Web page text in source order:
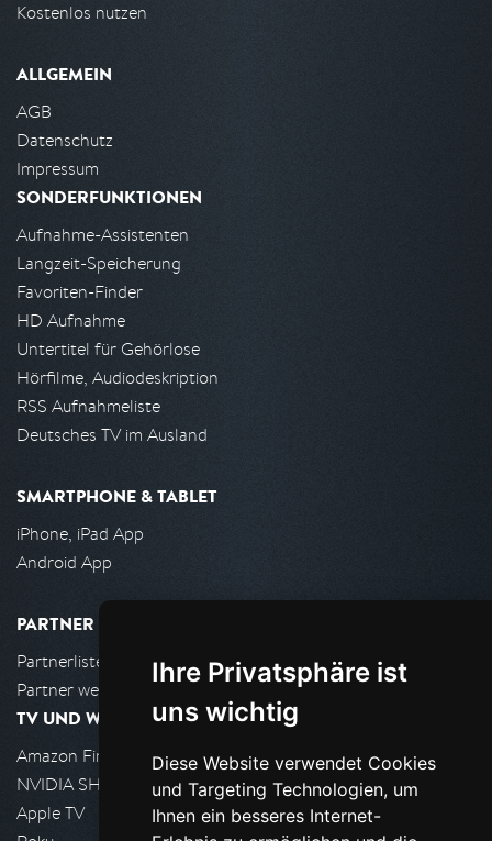
Ihre Privatsphäre ist
uns wichtig
Diese Website verwendet Cookies
und Targeting Technologien, um
Ihnen ein besseres Internet-
Kostenlos nutzen
ALLGEMEIN
AGB
Datenschutz
Impressum
SONDERFUNKTIONEN
Aufnahme-Assistenten
Langzeit-Speicherung
Favoriten-Finder
HD Aufnahme
Untertitel für Gehörlose
Hörfilme, Audiodeskription
RSS Aufnahmeliste
Deutsches TV im Ausland
SMARTPHONE & TABLET
iPhone, iPad App
Android App
PARTNER
Partnerliste
Partner werden
TV UND WOHNZIMMER
Amazon FireTV
NVIDIA SHIELD, Google TV
Apple TV